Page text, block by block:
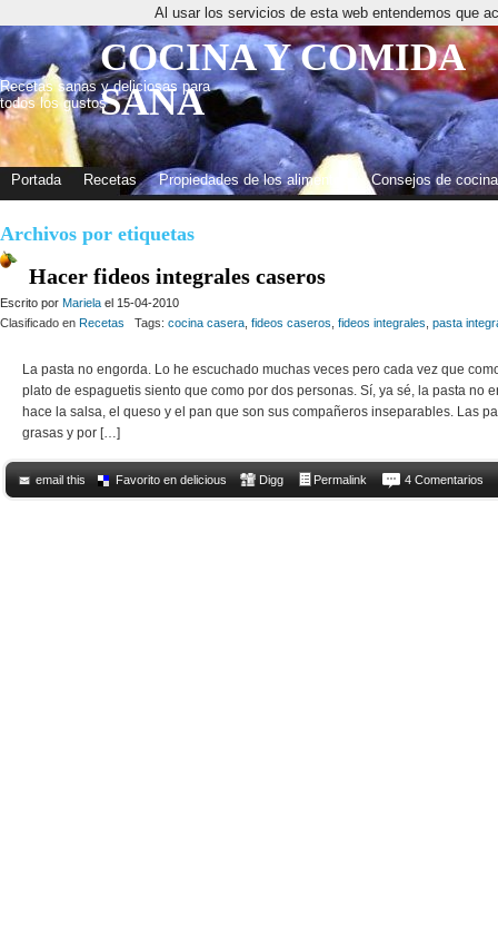
COCINA Y COMIDA
SANA
Recetas sanas y deliciosas para
todos los gustos
Portada Recetas Propiedades de los alimentos Consejos de cocina
Archivos por etiquetas
Hacer fideos integrales caseros
Escrito por Mariela el 15-04-2010
Clasificado en Recetas Tags: cocina casera fideos caseros fideos integrales pasta
La pasta no engorda. Lo he escuchado muchas veces pero cada vez que
plato de espaguetis siento que como por dos personas. Sí, ya sé, la pasta no
hace la salsa, el queso y el pan que son sus compañeros inseparables. Las
grasas y por […]
email this Favorito en delicious Digg Permalink 4 Comentarios
Al usar los servicios de esta web entendemos que